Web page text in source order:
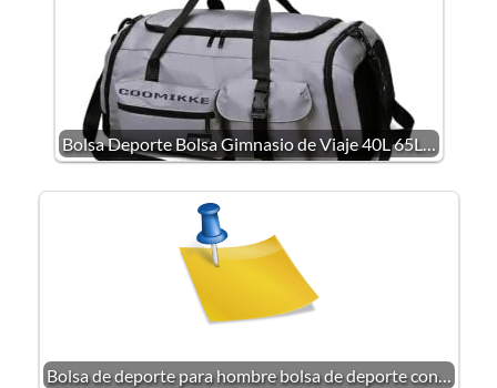
Bolsa Deporte Bolsa Gimnasio de Viaje 40L 65L…
Bolsa de deporte para hombre bolsa de deporte con…